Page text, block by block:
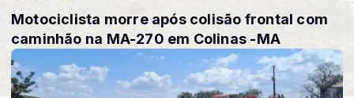
Motociclista morre após colisão frontal com
caminhão na MA-270 em Colinas -MA